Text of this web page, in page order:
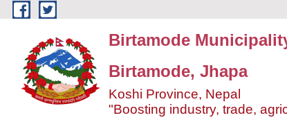
Skip to main content
Birtamode
Birtamode, Jhapa
Koshi Province, Nepal
"Boosting industry, trade,